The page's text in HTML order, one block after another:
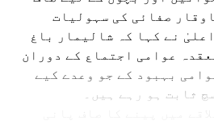
صفائی کی سہولیات
نے کہا کہ شالیمار باغ
عوامی اجتماع کے دوران
بہبود کے جو وعدے کیے
ثابت ہو رہے ہیں۔